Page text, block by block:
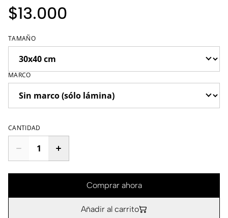
$13.000
TAMAÑO
MARCO
CANTIDAD
Comprar ahora
Añadir al carrito